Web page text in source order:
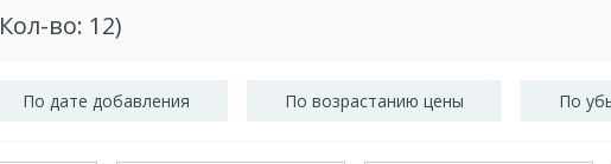
во: 12)
По дате добавления По возрастанию цены По